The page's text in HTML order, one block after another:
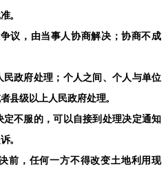
。
议，由当事人协商解决；协商不成
政府处理；个人之间、个人与单位
县级以上人民政府处理。
不服的，可以自接到处理决定通知
。
前，任何一方不得改变土地利用现